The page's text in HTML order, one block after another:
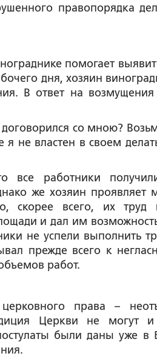
правопорядка
помогает
дня, хозяин
В ответ на
со мною?
не властен в своем
все работники
же хозяин
скорее всего, их
и дал им
не успели выполнить
прежде всего к
работ.
права –
Церкви не могут и
были даны уже в